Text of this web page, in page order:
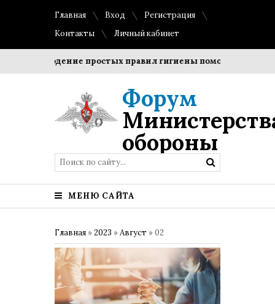
Главная Вход
Регистрация
Контакты
Личный кабинет
Соблюдение простых правил гигиены помогает
Форум
обороны
МЕНЮ САЙТА
Главная »2023 »Август »02